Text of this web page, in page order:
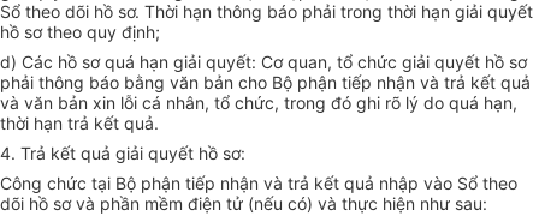
Sổ theo dõi hồ sơ. Thời hạn thông báo phải trong thời hạn giải quyết
hồ sơ theo quy định;
d) Các hồ sơ quá hạn giải quyết: Cơ quan, tổ chức giải quyết hồ sơ
phải thông báo bằng văn bản cho Bộ phận tiếp nhận và trả kết quả
và văn bản xin lỗi cá nhân, tổ chức, trong đó ghi rõ lý do quá hạn,
thời hạn trả kết quả.
4. Trả kết quả giải quyết hồ sơ:
Công chức tại Bộ phận tiếp nhận và trả kết quả nhập vào Sổ theo
dõi hồ sơ và phần mềm điện tử (nếu có) và thực hiện như sau: